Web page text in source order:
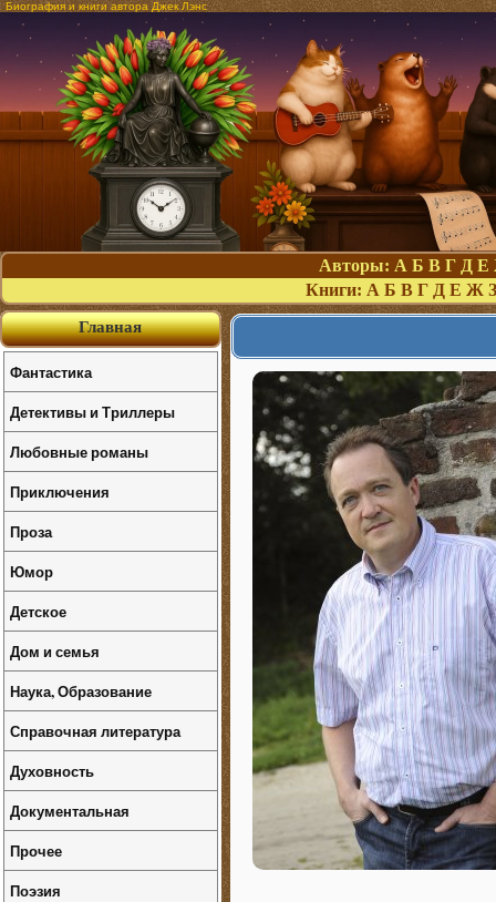
Биография и книги автора Джек Лэнс
Авторы: А Б В Г Д Е
Книги: А Б В Г Д Е Ж З
Главная
Фантастика
Детективы и Триллеры
Любовные романы
Приключения
Проза
Юмор
Детское
Дом и семья
Наука, Образование
Справочная литература
Духовность
Документальная
Прочее
Поэзия